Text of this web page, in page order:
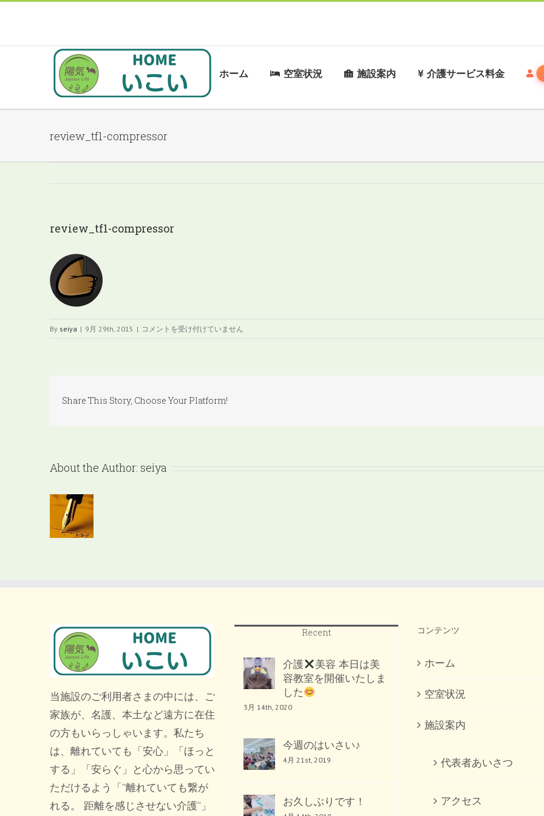
content
検
…
ホーム 空室状況 施設案内 介護サービス料金
review_tf1-compressor
review_tf1-compressor
By seiya | 9月 29th, 2015 | review_tf1-
コメントを受け付けていません
Share This Story, Choose Your Platform!
About the Author: seiya
当施設のご利用者さまの中には、ご
家族が、名護、本土など遠方に在住
の方もいらっしゃいます。私たち
は、離れていても「安心」「ほっと
する」「安らぐ」と心から思ってい
ただけるよう「”離れていても繋が
れる。 距離を感じさせない介護”」
Recent
介護
美容 本日は美
容教室を開催いたしま
した
3月 14th, 2020
今週のはいさい♪
4月 21st, 2019
お久しぶりです！
コンテンツ
ホーム
空室状況
施設案内
代表者あいさつ
アクセス